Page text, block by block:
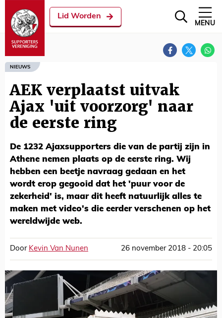
Lid Worden
MENU
NIEUWS
AEK verplaatst uitvak
Ajax 'uit voorzorg' naar
de eerste ring
De 1232 Ajaxsupporters die van de partij zijn in
Athene nemen plaats op de eerste ring. Wij
hebben een beetje navraag gedaan en het
wordt erop gegooid dat het 'puur voor de
zekerheid' is, maar dit heeft natuurlijk alles te
maken met video's die eerder verschenen op het
wereldwijde web.
Door Kevin Van Nunen 26 november 2018 - 20:05